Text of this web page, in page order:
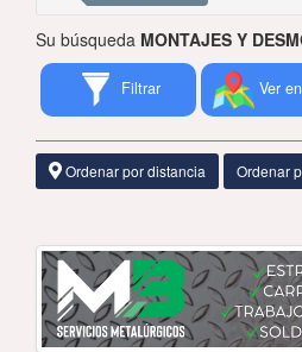
Su búsqueda MONTAJES Y
Filtrar Ver
Ordenar por distancia Ordenar